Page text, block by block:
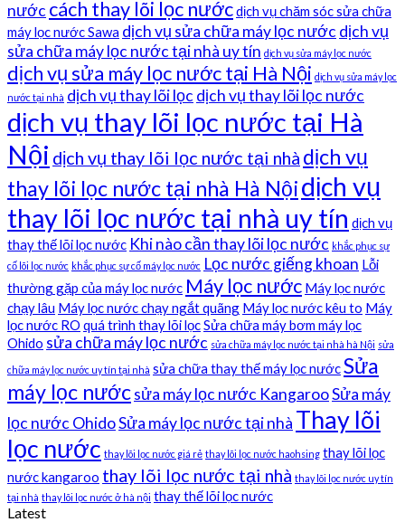
nước cách thay lõi lọc nướcdịch vụ chăm sóc sửa chữa
máy lọc nước Sawa dịch vụ sửa chữa máy lọc nước dịch vụ
sửa chữa máy lọc nước tại nhà uy tín dịch vụ sửa máy lọc nước
dịch vụ sửa máy lọc nước tại Hà Nội dịch vụ sửa máy lọc
nước tại nhà dịch vụ thay lõi lọc dịch vụ thay lõi lọc nước
dịch vụ thay lõi lọc nước tại Hà
Nội dịch vụ thay lõi lọc nước tại nhà dịch vụ
thay lõi lọc nước tại nhà Hà Nộidịch vụ
thay lõi lọc nước tại nhà uy tín dịch vụ
thay thế lõi lọc nước Khi nào cần thay lõi lọc nước khắc phục sự
cố lõi lọc nước khắc phục sự cố máy lọc nước Lọc nước giếng khoan Lỗi
thường gặp của máy lọc nước Máy lọc nước Máy lọc nước
chạy lâu Máy lọc nước chạy ngắt quãng Máy lọc nước kêu to Máy
lọc nước RO quá trình thay lõi lọcSửa chữa máy bơm máy lọc
Ohido sửa chữa máy lọc nước sửa chữa máy lọc nước tại nhà hà Nội sửa
chữa máy lọc nước uy tín tại nhà sửa chữa thay thế máy lọc nướcSửa
máy lọc nướcsửa máy lọc nước KangarooSửa máy
lọc nước OhidoSửa máy lọc nước tại nhà Thay lõi
lọc nước thay lõi lọc nước giá rẻ thay lõi lọc nước haohsing thay lõi lọc
nước kangaroo thay lõi lọc nước tại nhà thay lõi lọc nước uy tín
tại nhà thay lõi lọc nước ở hà nội thay thế lõi lọc nước
Latest